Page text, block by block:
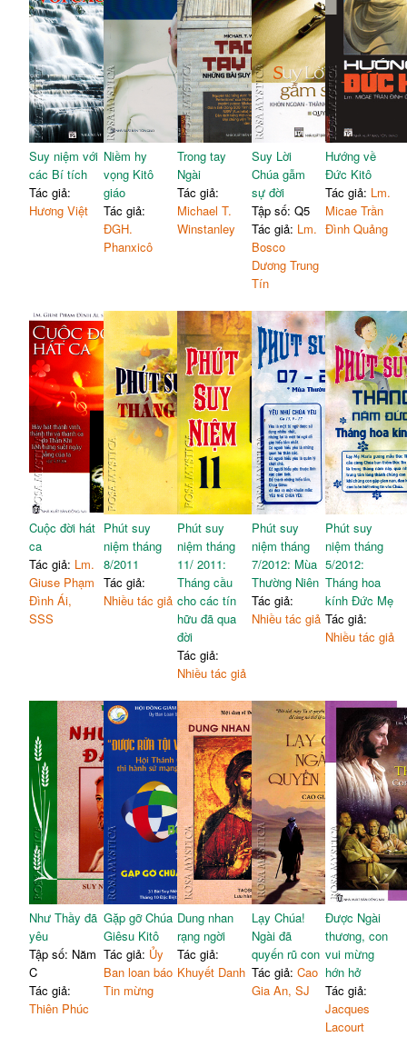
Suy niệm với
các Bí tích
Tác giả:
Hương Việt
Niềm hy
vọng Kitô
giáo
Tác giả:
ĐGH.
Phanxicô
Trong tay
Ngài
Tác giả:
Michael T.
Winstanley
Suy Lời
Chúa gẫm
sự đời
Tập số: Q5
Tác giả: Lm.
Bosco
Dương Trung
Tín
Hướng về
Đức Kitô
Tác giả: Lm.
Micae Trần
Đình Quảng
Cuộc đời hát
ca
Tác giả: Lm.
Giuse Phạm
Đình Ái,
SSS
Phút suy
niệm tháng
8/2011
Tác giả:
Nhiều tác giả
Phút suy
niệm tháng
11/ 2011:
Tháng cầu
cho các tín
hữu đã qua
đời
Tác giả:
Nhiều tác giả
Phút suy
niệm tháng
7/2012: Mùa
Thường Niên
Tác giả:
Nhiều tác giả
Phút suy
niệm tháng
5/2012:
Tháng hoa
kính Đức Mẹ
Tác giả:
Nhiều tác giả
Như Thầy đã
yêu
Tập số: Năm
C
Tác giả:
Thiên Phúc
Gặp gỡ Chúa
Giêsu Kitô
Tác giả: Ủy
Ban loan báo
Tin mừng
Dung nhan
rạng ngời
Tác giả:
Khuyết Danh
Lạy Chúa!
Ngài đã
quyến rũ con
Tác giả: Cao
Gia An, SJ
Được Ngài
thương, con
vui mừng
hớn hở
Tác giả:
Jacques
Lacourt